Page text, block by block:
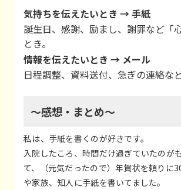
気持ちを伝えたいとき → 手紙
誕生日、感謝、励まし、謝罪など「
とき。
情報を伝えたいとき → メール
日程調整、資料送付、急ぎの連絡など
～感想・まとめ～
私は、手紙を書くのが好きです。
入院したころ、時間だけ過ぎていたのが
て、（元気だったので）年賀状を頼りに
や家族、知人に手紙を書いてました。